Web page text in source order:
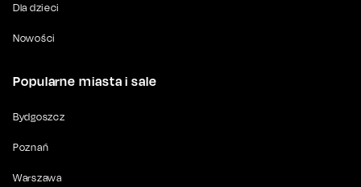
Dla dzieci
Nowości
Popularne miasta i sale
Bydgoszcz
Poznań
Warszawa